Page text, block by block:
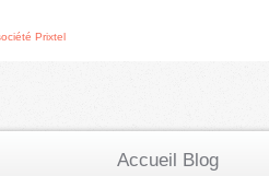
Accueil Blog